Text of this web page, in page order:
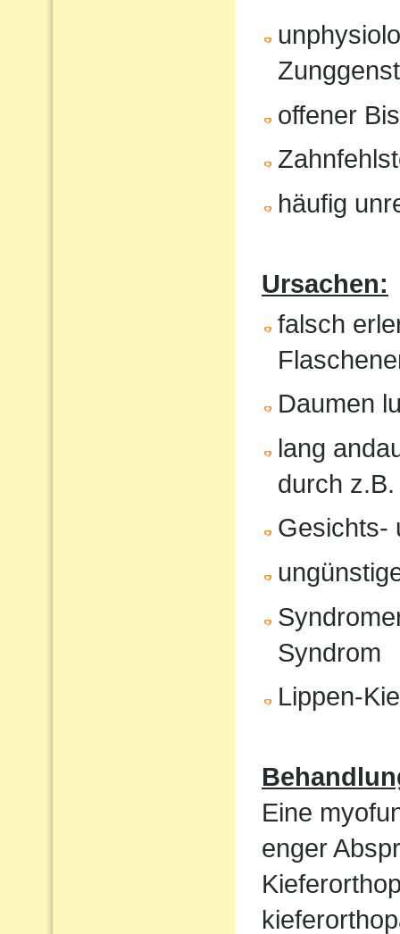
offener
häufig
Ursachen:
falsch
Daumen
lang
durch
Gesichts-
Syndrom
Lippen-
Eine
enger